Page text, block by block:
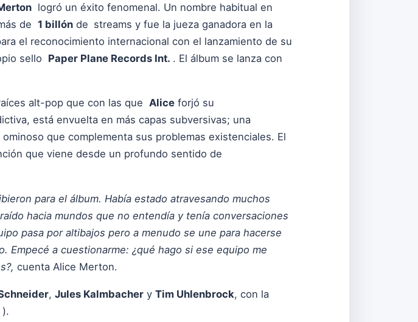
logró un éxito fenomenal. Un nombre habitual en
de 1 billón de streams y fue la jueza ganadora en la
el reconocimiento internacional con el lanzamiento de su
sello Paper Plane Records Int. . El álbum se lanza con
alt-pop que con las que Alice forjó su
está envuelta en más capas subversivas; una
que complementa sus problemas existenciales. El
que viene desde un profundo sentido de
para el álbum. Había estado atravesando muchos
hacia mundos que no entendía y tenía conversaciones
pasa por altibajos pero a menudo se une para hacerse
Empecé a cuestionarme: ¿qué hago si ese equipo me
cuenta Alice Merton.
, Jules Kalmbacher y Tim Uhlenbrock, con la
).